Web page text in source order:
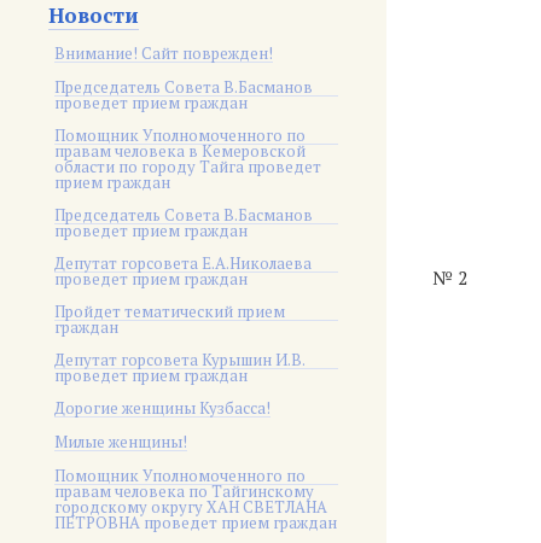
Новости
Внимание! Сайт поврежден!
Председатель Совета В.Басманов
проведет прием граждан
Помощник Уполномоченного по
правам человека в Кемеровской
области по городу Тайга проведет
прием граждан
Председатель Совета В.Басманов
проведет прием граждан
Депутат горсовета Е.А.Николаева
проведет прием граждан
Пройдет тематический прием
граждан
Депутат горсовета Курышин И.В.
проведет прием граждан
Дорогие женщины Кузбасса!
Милые женщины!
Помощник Уполномоченного по
правам человека по Тайгинскому
городскому округу ХАН СВЕТЛАНА
ПЕТРОВНА проведет прием граждан
№ 2